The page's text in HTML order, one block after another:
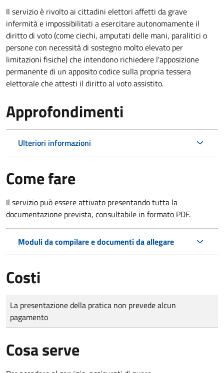
Il servizio è rivolto ai cittadini elettori affetti da grave
infermità e impossibilitati a esercitare autonomamente il
diritto di voto (come ciechi, amputati delle mani, paralitici o
persone con necessità di sostegno molto elevato per
limitazioni fisiche) che intendono richiedere l'apposizione
permanente di un apposito codice sulla propria tessera
elettorale che attesti il diritto al voto assistito.
Approfondimenti
Ulteriori informazioni
Come fare
Il servizio può essere attivato presentando tutta la
documentazione prevista, consultabile in formato PDF.
Moduli da compilare e documenti da allegare
Costi
Tipo di pagamento
Importo
La presentazione della pratica non prevede alcun
pagamento
Cosa serve